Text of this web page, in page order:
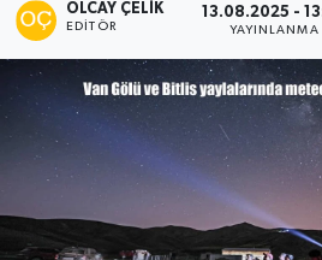
OLCAY ÇELIK
EDITÖR
13.08.2025 -
YAYINLANMA
Spor
Siyaset
Teknoloji
Haber Arşivi